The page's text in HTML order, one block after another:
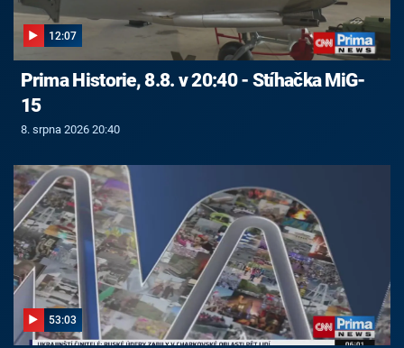
12:07
Prima Historie, 8.8. v 20:40 - Stíhačka MiG-
15
8. srpna 2026 20:40
53:03